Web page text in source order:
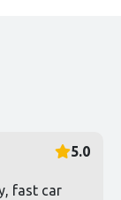
5.0
fast car